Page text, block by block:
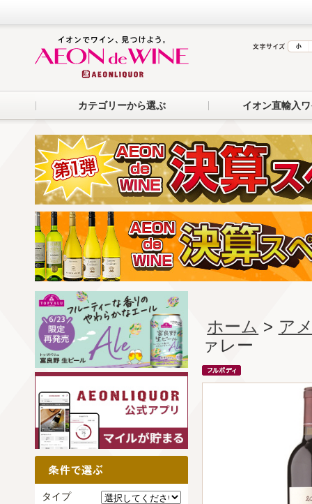
カテゴリーから選ぶ イオン直輸入
ホーム > ア
ァレー
タイプ